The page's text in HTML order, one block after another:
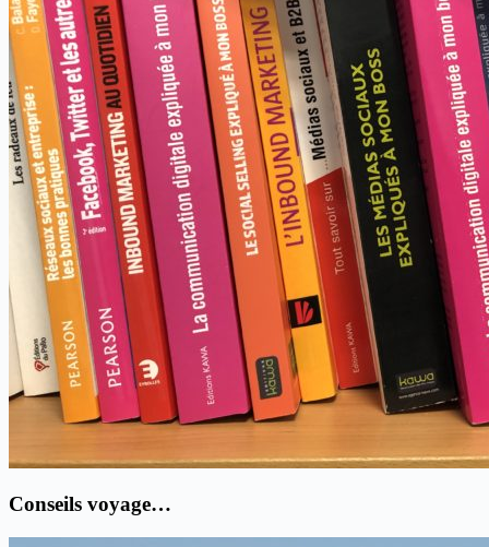
Conseils voyage…